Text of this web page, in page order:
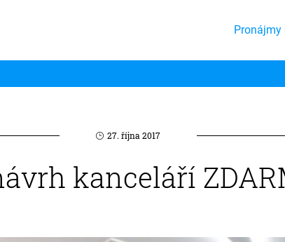
Pronájmy
27. října 2017
kanceláří